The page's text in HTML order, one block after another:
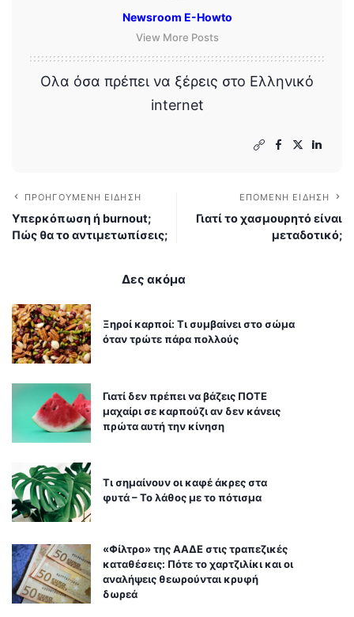
Newsroom E-Howto
View More Posts
Ολα όσα πρέπει να ξέρεις στο Ελληνικό
internet
ΠΡΟΗΓΟΎΜΕΝΗ ΕΊΔΗΣΗ
Υπερκόπωση ή burnout;
Πώς θα το αντιμετωπίσεις;
ΕΠΌΜΕΝΗ ΕΊΔΗΣΗ
Γιατί το χασμουρητό είναι
μεταδοτικό;
Δες ακόμα
Ξηροί καρποί: Τι συμβαίνει στο σώμα
όταν τρώτε πάρα πολλούς
Γιατί δεν πρέπει να βάζεις ΠΟΤΕ
μαχαίρι σε καρπούζι αν δεν κάνεις
πρώτα αυτή την κίνηση
Τι σημαίνουν οι καφέ άκρες στα
φυτά – Το λάθος με το πότισμα
«Φίλτρο» της ΑΑΔΕ στις τραπεζικές
καταθέσεις: Πότε το χαρτζιλίκι και οι
αναλήψεις θεωρούνται κρυφή
δωρεά